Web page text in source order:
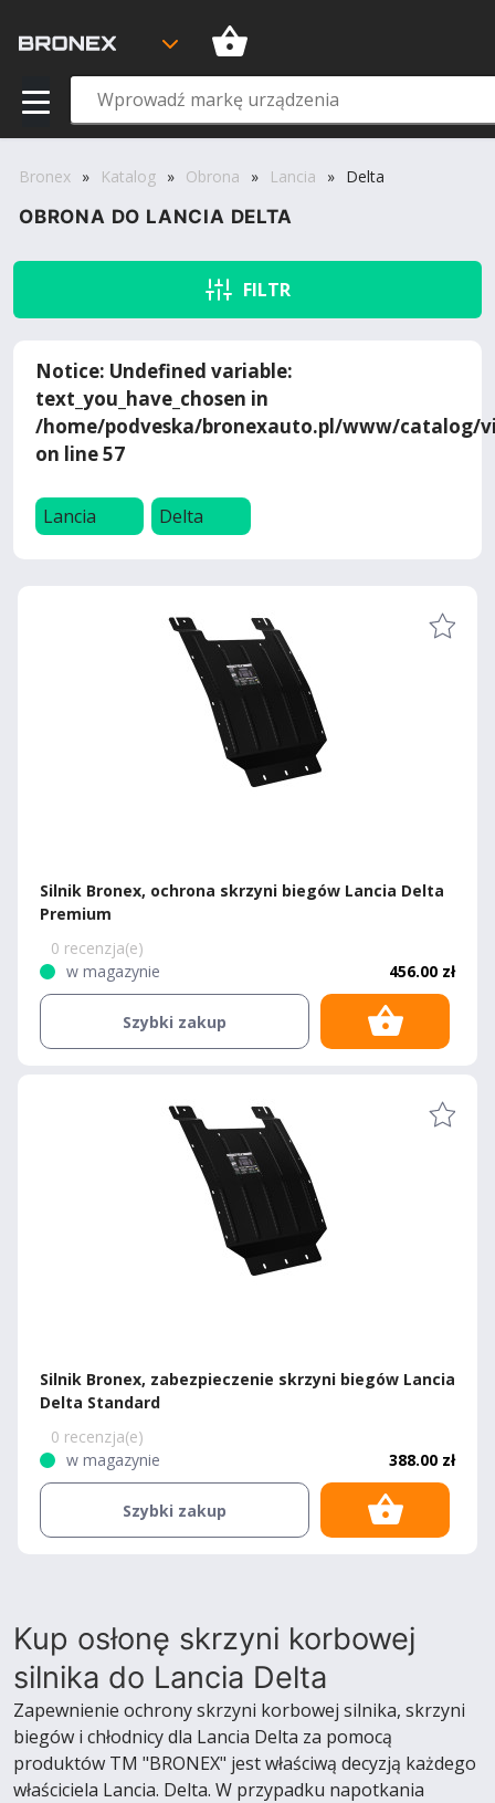
Bronex » Katalog » Obrona » Lancia » Delta
OBRONA DO LANCIA DELTA
FILTR
Notice: Undefined variable:
text_you_have_chosen in
/home/podveska/bronexauto.pl/www/catalog/
on line57
Lancia Delta
Silnik Bronex, ochrona skrzyni biegów Lancia Delta
Premium
0 recenzja(e)
w magazynie
456.00 zł
Szybki zakup
Silnik Bronex, zabezpieczenie skrzyni biegów Lancia
Delta Standard
0 recenzja(e)
w magazynie
388.00 zł
Szybki zakup
Kup osłonę skrzyni korbowej
silnika do Lancia Delta
Zapewnienie ochrony skrzyni korbowej silnika, skrzyni
biegów i chłodnicy dla Lancia Delta za pomocą
produktów TM "BRONEX" jest właściwą decyzją każdego
właściciela Lancia. Delta. W przypadku napotkania